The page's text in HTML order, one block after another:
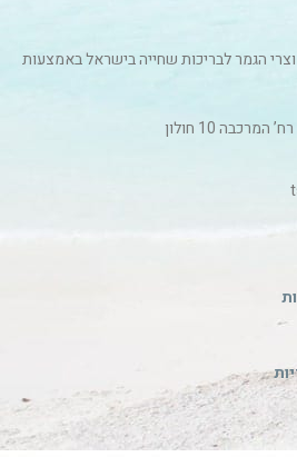
הגמר לבריכות שחייה בישראל באמצעות
10 חולון